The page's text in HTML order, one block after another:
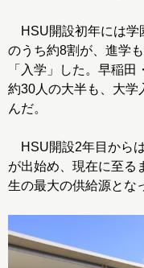
HSU開設初年には学
のうち約8割が、進学
「入学」した。早稲
約30人の大半も、大学
んだ。
HSU開設2年目から
が出始め、現在に至る
生の最大の供給源とな